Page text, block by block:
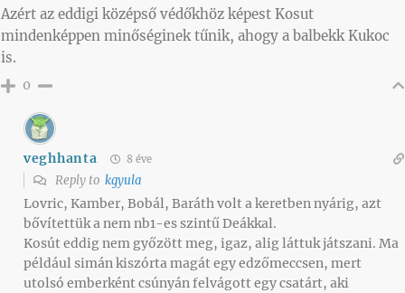
Azért az eddigi középső védőkhöz képest Kosut
mindenképpen minőséginek tűnik, ahogy a balbekk Kukoc
is.
0
veghhanta 8 éve
Reply to kgyula
Lovric, Kamber, Bobál, Baráth volt a keretben nyárig, azt
bővítettük a nem nb1-es szintű Deákkal.
Kosút eddig nem győzött meg, igaz, alig láttuk játszani. Ma
például simán kiszórta magát egy edzőmeccsen, mert
utolsó emberként csúnyán felvágott egy csatárt, aki